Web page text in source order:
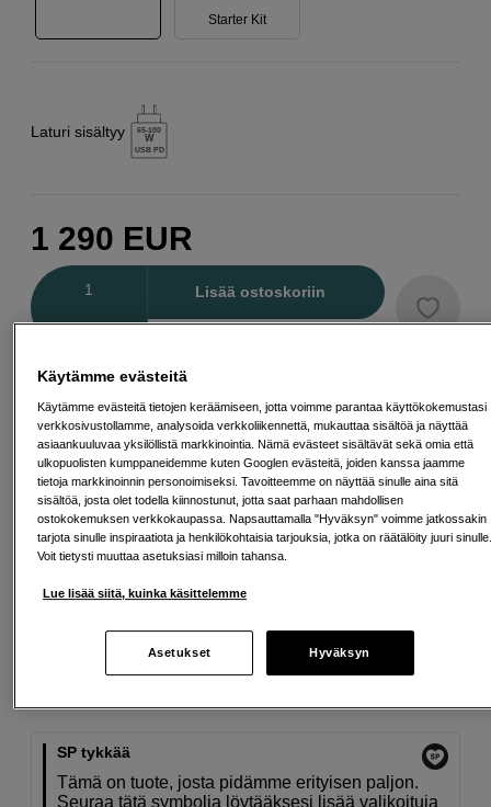
Starter Kit
Laturi sisältyy 65-100
W
USB PD
1 290 EUR
Lisää ostoskoriin
Maksa Svea-erämaksulla
Esimerkki: 36 kk, 46 EUR/kk, yhteensä 1 661 EUR, todellinen vuosikorko
19,07 %
Avausmaksu 5 EUR, laskutusmaksu 0 EUR/kk lisäksi
Lainaaminen maksaa! Jos et pysty maksamaan velkaa ajoissa, saatat
saada maksuhäiriömerkinnän. Se voi vaikeuttaa asunnon vuokraamista,
liittymien tekemistä ja uusien lainojen saamista. Apua saat kuntasi talous- ja
velkaneuvonnasta. Yhteystiedot löydät sivulta kkv.fi (avautuu uuteen
välilehteen)
Back to Work
Tämä tuote kuuluu Back to Work -valikoimaamme
– huolella valittu luoviin työnkulkuihin.
SP tykkää
Tämä on tuote, josta pidämme erityisen paljon.
Seuraa tätä symbolia löytääksesi lisää valikoituja
Käytämme evästeitä
Käytämme evästeitä tietojen keräämiseen, jotta voimme parantaa käyttökokemustasi
verkkosivustollamme, analysoida verkkoliikennettä, mukauttaa sisältöä ja näyttää
asiaankuuluvaa yksilöllistä markkinointia. Nämä evästeet sisältävät sekä omia että
ulkopuolisten kumppaneidemme kuten Googlen evästeitä, joiden kanssa jaamme
tietoja markkinoinnin personoimiseksi. Tavoitteemme on näyttää sinulle aina sitä
sisältöä, josta olet todella kiinnostunut, jotta saat parhaan mahdollisen
ostokokemuksen verkkokaupassa. Napsauttamalla "Hyväksyn" voimme jatkossakin
tarjota sinulle inspiraatiota ja henkilökohtaisia tarjouksia, jotka on räätälöity juuri
Voit tietysti muuttaa asetuksiasi milloin tahansa.
Lue lisää siitä, kuinka käsittelemme
Asetukset Hyväksyn